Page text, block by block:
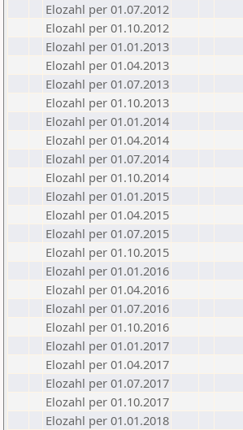
Elozahl per 01.07.2012
Elozahl per 01.10.2012
Elozahl per 01.01.2013
Elozahl per 01.04.2013
Elozahl per 01.07.2013
Elozahl per 01.10.2013
Elozahl per 01.01.2014
Elozahl per 01.04.2014
Elozahl per 01.07.2014
Elozahl per 01.10.2014
Elozahl per 01.01.2015
Elozahl per 01.04.2015
Elozahl per 01.07.2015
Elozahl per 01.10.2015
Elozahl per 01.01.2016
Elozahl per 01.04.2016
Elozahl per 01.07.2016
Elozahl per 01.10.2016
Elozahl per 01.01.2017
Elozahl per 01.04.2017
Elozahl per 01.07.2017
Elozahl per 01.10.2017
Elozahl per 01.01.2018